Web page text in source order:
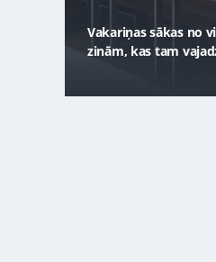
Vakariņas sākas no
zinām, kas tam